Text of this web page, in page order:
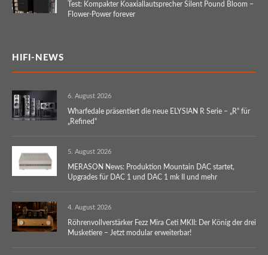
Test: Kompakter Koaxiallautsprecher Silent Pound Bloom –
Flower-Power forever
HIFI-NEWS
6. August 2026
Wharfedale präsentiert die neue ELYSIAN R Serie – „R“ für
„Refined“
5. August 2026
MERASON News: Produktion Mountain DAC startet,
Upgrades für DAC 1 und DAC 1 mk II und mehr
4. August 2026
Röhrenvollverstärker Fezz Mira Ceti MKII: Der König der drei
Musketiere – Jetzt modular erweiterbar!